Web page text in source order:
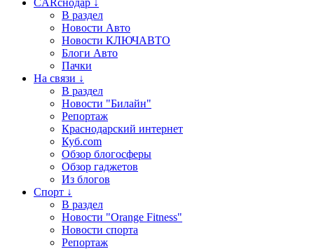
CARснодар ↓
В раздел
Новости Авто
Новости КЛЮЧАВТО
Блоги Авто
Пачки
На связи ↓
В раздел
Новости "Билайн"
Репортаж
Краснодарский интернет
Куб.com
Обзор блогосферы
Обзор гаджетов
Из блогов
Спорт ↓
В раздел
Новости "Orange Fitness"
Новости спорта
Репортаж